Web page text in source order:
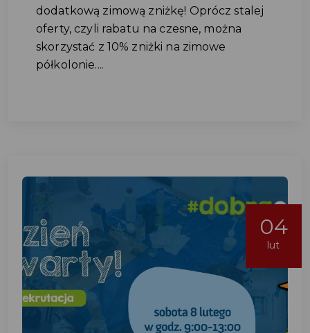
dodatkową zimową zniżkę! Oprócz stalej
oferty, czyli rabatu na czesne, można
skorzystać z 10% zniżki na zimowe
półkolonie....
04
lut